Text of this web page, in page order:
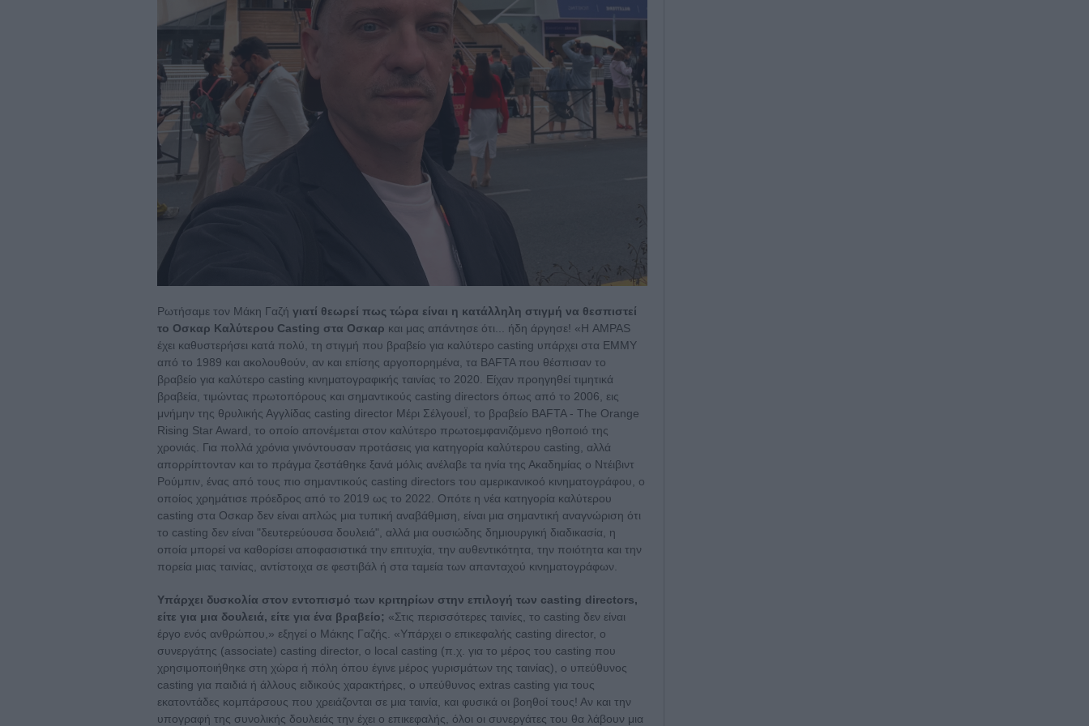
Ρωτήσαμε τον Μάκη Γαζή γιατί θεωρεί πως τώρα είναι η κατάλληλη στιγμή να θεσπιστεί
το Οσκαρ Καλύτερου Casting στα Οσκαρ και μας απάντησε ότι... ήδη άργησε! «Η AMPAS
έχει καθυστερήσει κατά πολύ, τη στιγμή που βραβείο για καλύτερο casting υπάρχει στα EMMY
από το 1989 και ακολουθούν, αν και επίσης αργοπορημένα, τα BAFTA που θέσπισαν το
βραβείο για καλύτερο casting κινηματογραφικής ταινίας το 2020. Είχαν προηγηθεί τιμητικά
βραβεία, τιμώντας πρωτοπόρους και σημαντικούς casting directors όπως από το 2006, εις
μνήμην της θρυλικής Αγγλίδας casting director Μέρι ΣέλγουεΪ, το βραβείο BAFTA - The Orange
Rising Star Award, το οποίο απονέμεται στον καλύτερο πρωτοεμφανιζόμενο ηθοποιό της
χρονιάς. Για πολλά χρόνια γινόντουσαν προτάσεις για κατηγορία καλύτερου casting, αλλά
απορρίπτονταν και το πράγμα ζεστάθηκε ξανά μόλις ανέλαβε τα ηνία της Ακαδημίας ο Ντέιβιντ
Ρούμπιν, ένας από τους πιο σημαντικούς casting directors του αμερικανικοό κινηματογράφου, ο
οποίος χρημάτισε πρόεδρος από το 2019 ως το 2022. Οπότε η νέα κατηγορία καλύτερου
casting στα Οσκαρ δεν είναι απλώς μια τυπική αναβάθμιση, είναι μια σημαντική αναγνώριση ότι
το casting δεν είναι "δευτερεύουσα δουλειά", αλλά μια ουσιώδης δημιουργική διαδικασία, η
οποία μπορεί να καθορίσει αποφασιστικά την επιτυχία, την αυθεντικότητα, την ποιότητα και την
πορεία μιας ταινίας, αντίστοιχα σε φεστιβάλ ή στα ταμεία των απανταχού κινηματογράφων.
Υπάρχει δυσκολία στον εντοπισμό των κριτηρίων στην επιλογή των casting directors,
είτε για μια δουλειά, είτε για ένα βραβείο; «Στις περισσότερες ταινίες, το casting δεν είναι
έργο ενός ανθρώπου,» εξηγεί ο Μάκης Γαζής. «Υπάρχει ο επικεφαλής casting director, ο
συνεργάτης (associate) casting director, ο local casting (π.χ. για το μέρος του casting που
χρησιμοποιήθηκε στη χώρα ή πόλη όπου έγινε μέρος γυρισμάτων της ταινίας), ο υπεύθυνος
casting για παιδιά ή άλλους ειδικούς χαρακτήρες, ο υπεύθυνος extras casting για τους
εκατοντάδες κομπάρσους που χρειάζονται σε μια ταινία, και φυσικά οι βοηθοί τους! Αν και την
υπογραφή της συνολικής δουλειάς την έχει ο επικεφαλής, όλοι οι συνεργάτες του θα λάβουν μια